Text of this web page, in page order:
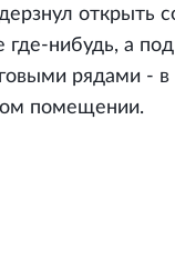
открыть
где-нибудь, а
рядами -
помещении.